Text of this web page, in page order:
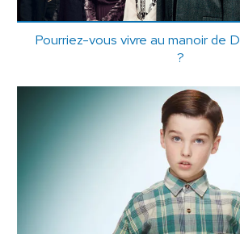
Pourriez-vous vivre au manoir de
?